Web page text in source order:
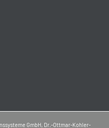
GmbH, Dr.-Ottmar-Kohler-